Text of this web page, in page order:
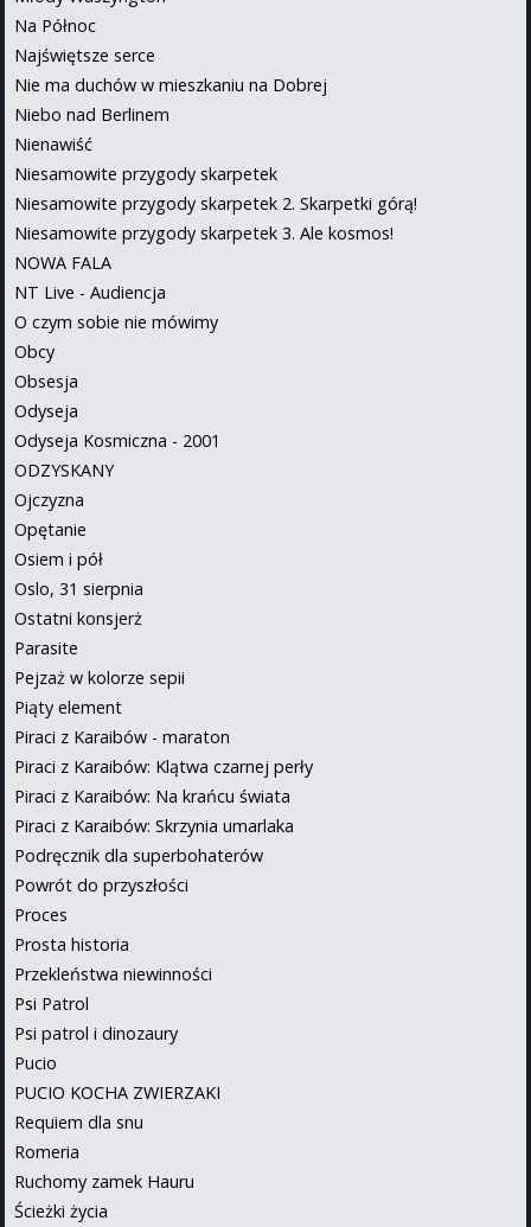
Na Północ
Najświętsze serce
Nie ma duchów w mieszkaniu na Dobrej
Niebo nad Berlinem
Nienawiść
Niesamowite przygody skarpetek
Niesamowite przygody skarpetek 2. Skarpetki górą!
Niesamowite przygody skarpetek 3. Ale kosmos!
NOWA FALA
NT Live - Audiencja
O czym sobie nie mówimy
Obcy
Obsesja
Odyseja
Odyseja Kosmiczna - 2001
ODZYSKANY
Ojczyzna
Opętanie
Osiem i pół
Oslo, 31 sierpnia
Ostatni konsjerż
Parasite
Pejzaż w kolorze sepii
Piąty element
Piraci z Karaibów - maraton
Piraci z Karaibów: Klątwa czarnej perły
Piraci z Karaibów: Na krańcu świata
Piraci z Karaibów: Skrzynia umarlaka
Podręcznik dla superbohaterów
Powrót do przyszłości
Proces
Prosta historia
Przekleństwa niewinności
Psi Patrol
Psi patrol i dinozaury
Pucio
PUCIO KOCHA ZWIERZAKI
Requiem dla snu
Romeria
Ruchomy zamek Hauru
Ścieżki życia